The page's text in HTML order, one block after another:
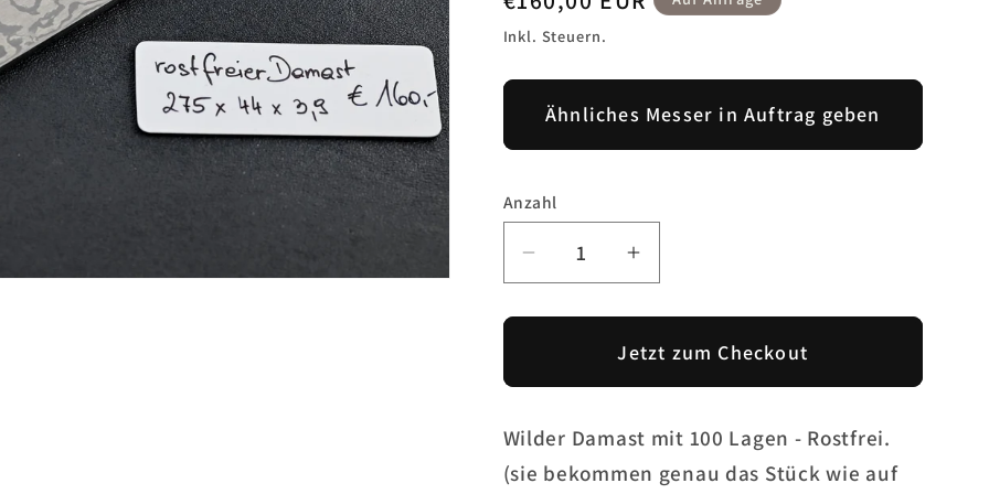
Preis
Inkl. Steuern.
Ähnliches Messer in Auftrag geben
Anzahl
Verringere
Menge
mm
–
Erhöhe
Menge
für
mm
–
Jetzt zum Checkout
Wilder Damast mit 100 Lagen - Rostfrei.
(sie bekommen genau das Stück wie auf